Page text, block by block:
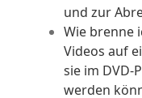
und zur
Wie brenne
Videos auf
sie im DVD-
werden